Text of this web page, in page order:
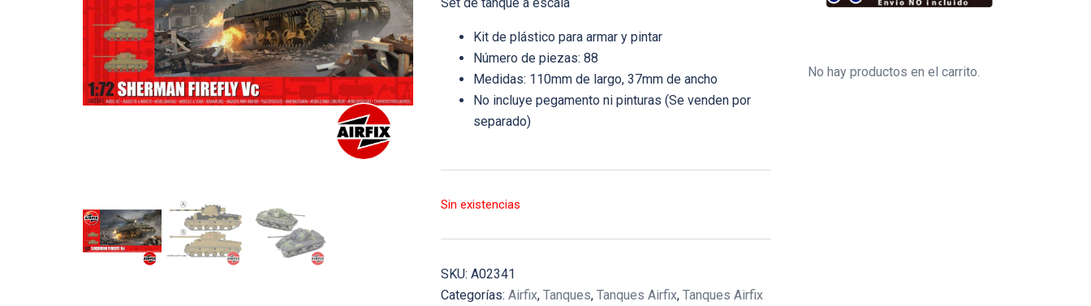
Kit de plástico para armar y pintar
Número de piezas: 88
Medidas: 110mm de largo, 37mm de ancho
No incluye pegamento ni pinturas (Se venden por
separado)
Sin existencias
SKU: A02341
Categorías: Airfix, Tanques, Tanques Airfix, Tanques Airfix
No hay productos en el carrito.